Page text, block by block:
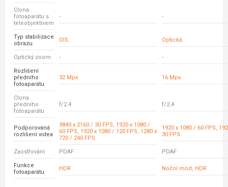
Clona
fotoaparátu s
teleobjektivem
- -
Typ stabilizace
obrazu
OIS Optická
Optický zoom - -
Rozlišení
předního
fotoaparátu
32 Mpx 16 Mpx
Clona
předního
fotoaparátu
f/2.4 f/2.4
Podporovaná
rozlišení videa
3840 x 2160 / 30 FPS, 1920 x 1080 /
60 FPS, 1920 x 1080 / 120 FPS, 1280 x
720 / 240 FPS
1920 x 1080 / 60 FPS,
30 FPS
Zaostřování PDAF PDAF
Funkce
fotoaparátu
HDR Noční mód, HDR